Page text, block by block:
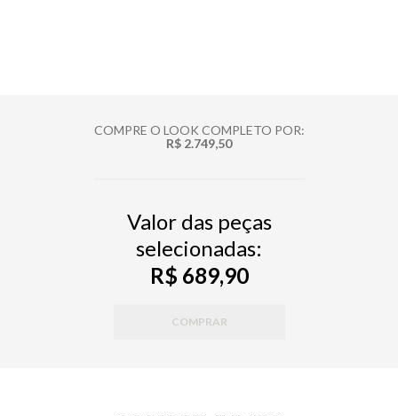
COMPRE O LOOK COMPLETO POR:
R$ 2.749,50
Valor das peças
selecionadas:
R$ 689,90
COMPRAR